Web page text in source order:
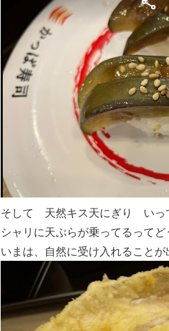
そして 天然キス天にぎり いっ
シャリに天ぷらが乗ってるって
いまは、自然に受け入れることが